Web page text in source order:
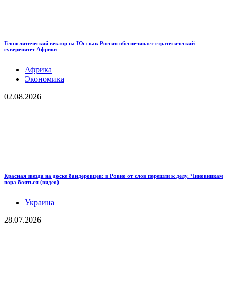
Геополитический вектор на Юг: как Россия обеспечивает стратегический
суверенитет Африки
Африка
Экономика
02.08.2026
Красная звезда на доске бандеровцев: в Ровно от слов перешли к делу. Чиновникам
пора бояться (видео)
Украина
28.07.2026